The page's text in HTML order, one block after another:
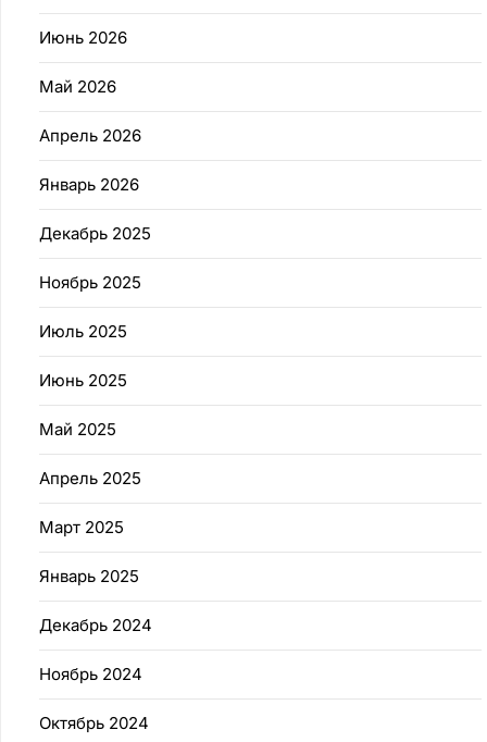
Июнь 2026
Май 2026
Апрель 2026
Январь 2026
Декабрь 2025
Ноябрь 2025
Июль 2025
Июнь 2025
Май 2025
Апрель 2025
Март 2025
Январь 2025
Декабрь 2024
Ноябрь 2024
Октябрь 2024